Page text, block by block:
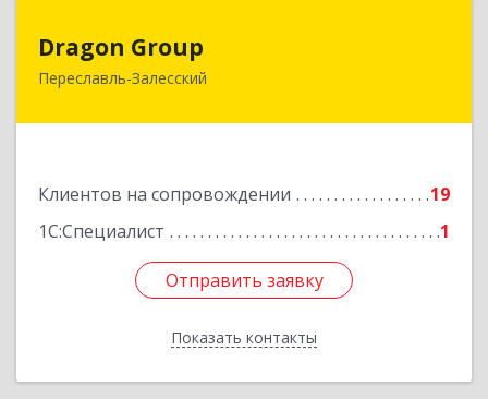
Dragon Group
Переславль-Залесский
Клиентов на сопровождении
19
1С:Специалист
1
Отправить заявку
Показать контакты
152020, Ярославская обл, Переславль-
Отправить заявку
Назад